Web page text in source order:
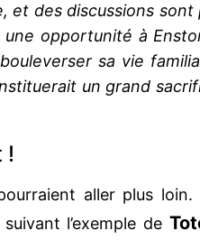
et des discussions
opportunité à
sa vie
un grand
!
aller plus
suivant l’exemple de